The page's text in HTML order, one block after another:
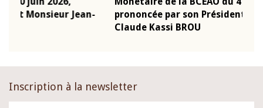
prononcée par son Président Monsieur Jean-
Inscription à la newsletter